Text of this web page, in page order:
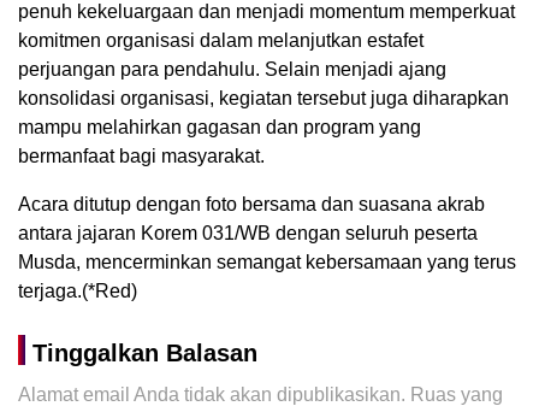
penuh kekeluargaan dan menjadi momentum memperkuat
komitmen organisasi dalam melanjutkan estafet
perjuangan para pendahulu. Selain menjadi ajang
konsolidasi organisasi, kegiatan tersebut juga diharapkan
mampu melahirkan gagasan dan program yang
bermanfaat bagi masyarakat.
Acara ditutup dengan foto bersama dan suasana akrab
antara jajaran Korem 031/WB dengan seluruh peserta
Musda, mencerminkan semangat kebersamaan yang terus
terjaga.(*Red)
Tinggalkan Balasan
Alamat email Anda tidak akan dipublikasikan. Ruas yang